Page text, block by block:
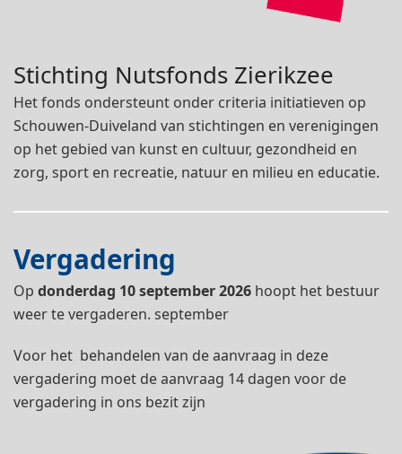
Stichting Nutsfonds Zierikzee
Het fonds ondersteunt onder criteria initiatieven op
Schouwen-Duiveland van stichtingen en verenigingen
op het gebied van kunst en cultuur, gezondheid en
zorg, sport en recreatie, natuur en milieu en educatie.
Vergadering
Op donderdag 10 september 2026 hoopt het bestuur
weer te vergaderen. september
Voor het behandelen van de aanvraag in deze
vergadering moet de aanvraag 14 dagen voor de
vergadering in ons bezit zijn